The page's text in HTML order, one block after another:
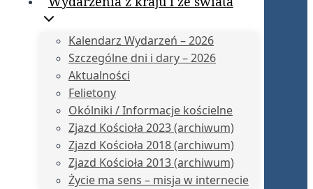
Kalendarz Wydarzeń – 2026
Szczególne dni i dary – 2026
Aktualności
Felietony
Okólniki / Informacje kościelne
Zjazd Kościoła 2023 (archiwum)
Zjazd Kościoła 2018 (archiwum)
Zjazd Kościoła 2013 (archiwum)
Życie ma sens – misja w internecie